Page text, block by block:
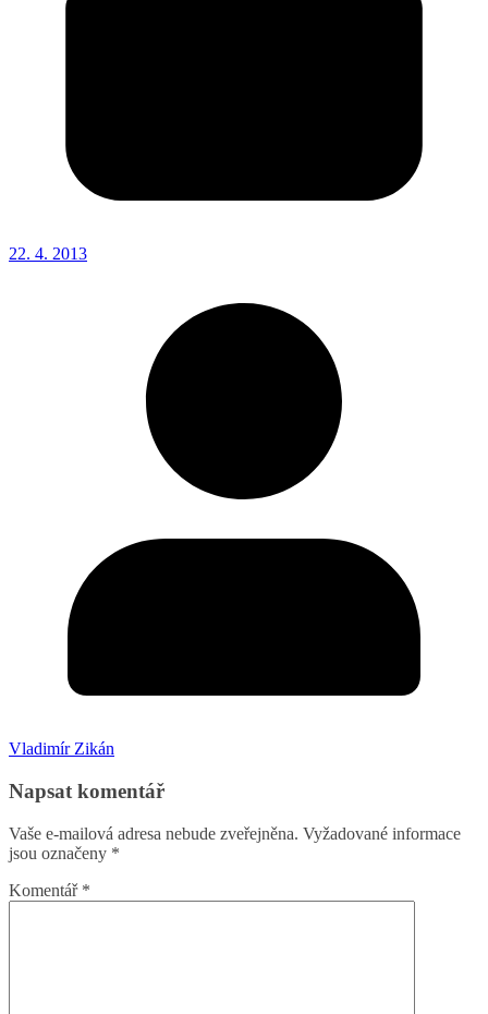
22. 4. 2013
Vladimír Zikán
Napsat komentář
Vaše e-mailová adresa nebude zveřejněna. Vyžadované informace
jsou označeny *
Komentář *